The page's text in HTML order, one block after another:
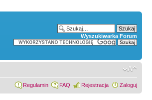
Wyszukiwarka Forum
Regulamin FAQ Rejestracja Zaloguj